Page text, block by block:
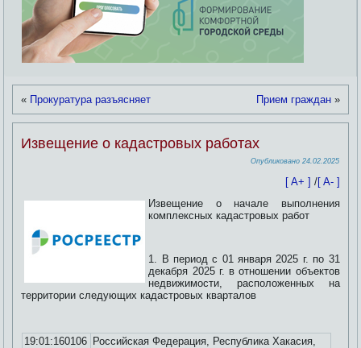
« Прокуратура разъясняет Прием граждан»
Извещение о кадастровых работах
Опубликовано 24.02.2025
[ A+ ] /[ A- ]
Извещение о начале выполнения
комплексных кадастровых работ
1. В период с 01 января 2025 г. по 31
декабря 2025 г. в отношении объектов
недвижимости, расположенных на
территории следующих кадастровых кварталов
19:01:160106 Российская Федерация, Республика Хакасия,